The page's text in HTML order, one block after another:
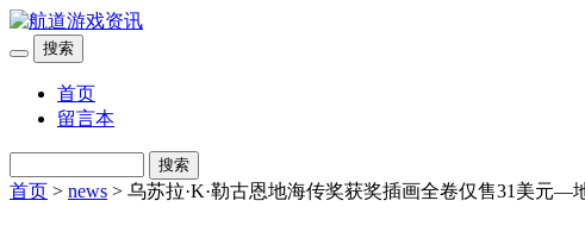
搜索
首页
留言本
搜索
首页 > news > 乌苏拉·K·勒古恩地海传奖获奖插画全卷仅售31美元—